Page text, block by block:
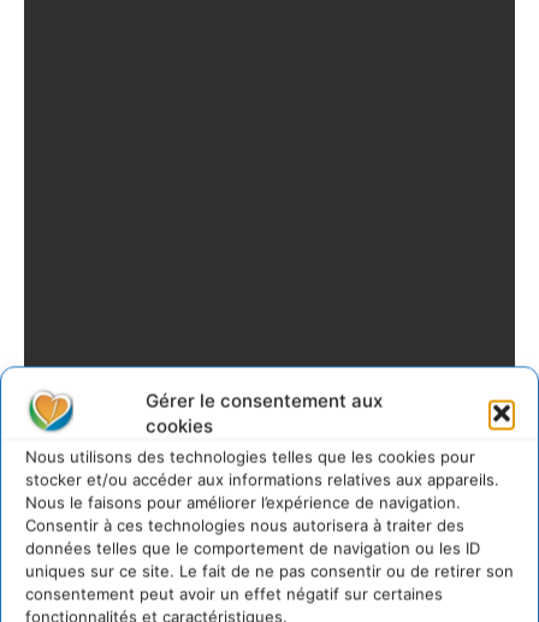
Gérer le consentement aux
cookies
Nous utilisons des technologies telles que les cookies pour
stocker et/ou accéder aux informations relatives aux appareils.
Nous le faisons pour améliorer l’expérience de navigation.
Consentir à ces technologies nous autorisera à traiter des
données telles que le comportement de navigation ou les ID
uniques sur ce site. Le fait de ne pas consentir ou de retirer son
consentement peut avoir un effet négatif sur certaines
fonctionnalités et caractéristiques.